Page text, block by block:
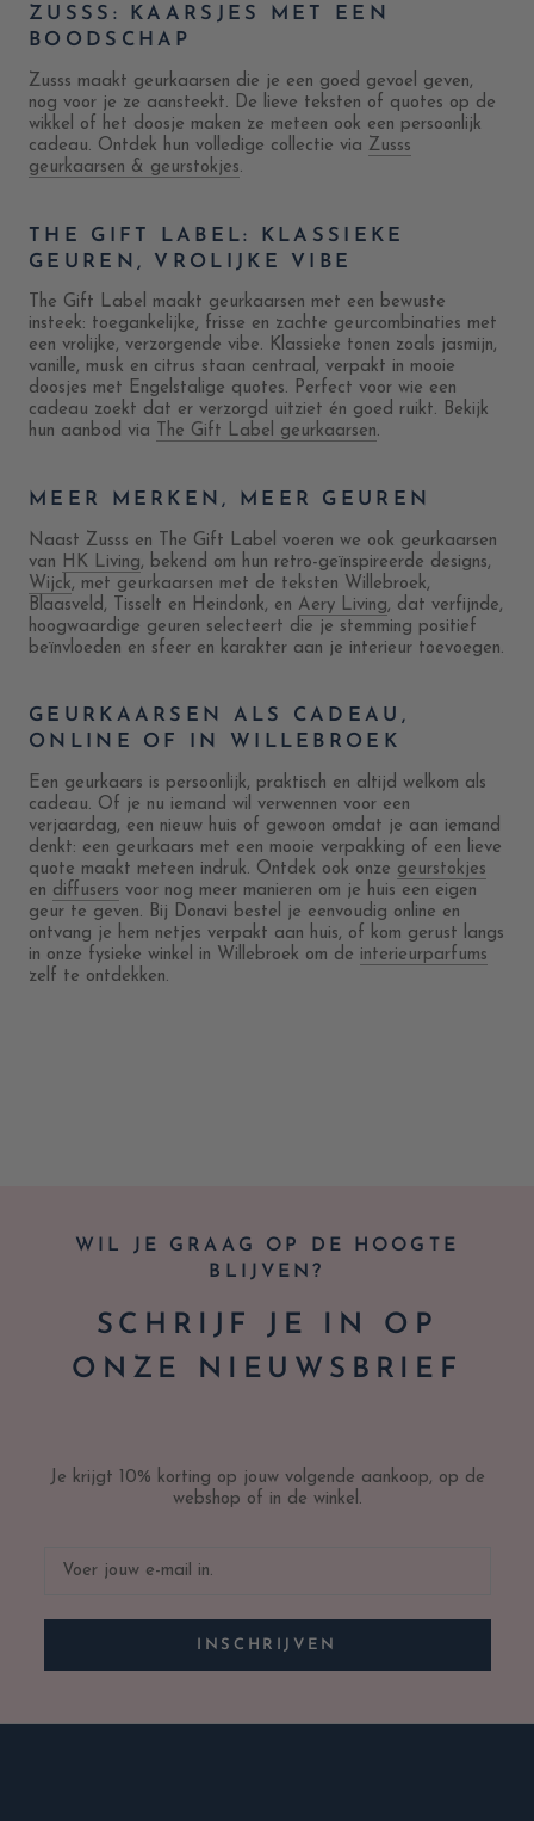
ZUSSS: KAARSJES MET EEN
BOODSCHAP
Zusss maakt geurkaarsen die je een goed gevoel geven,
nog voor je ze aansteekt. De lieve teksten of quotes op de
wikkel of het doosje maken ze meteen ook een persoonlijk
cadeau. Ontdek hun volledige collectie via Zusss
geurkaarsen & geurstokjes.
THE GIFT LABEL: KLASSIEKE
GEUREN, VROLIJKE VIBE
The Gift Label maakt geurkaarsen met een bewuste
insteek: toegankelijke, frisse en zachte geurcombinaties met
een vrolijke, verzorgende vibe. Klassieke tonen zoals jasmijn,
vanille, musk en citrus staan centraal, verpakt in mooie
doosjes met Engelstalige quotes. Perfect voor wie een
cadeau zoekt dat er verzorgd uitziet én goed ruikt. Bekijk
hun aanbod via
The Gift Label geurkaarsen.
MEER MERKEN, MEER GEUREN
Naast Zusss en The Gift Label voeren we ook geurkaarsen
van HK Living, bekend om hun retro-geïnspireerde designs,
Wijck, met geurkaarsen met de teksten Willebroek,
Blaasveld, Tisselt en Heindonk, en Aery Living, dat verfijnde,
hoogwaardige geuren selecteert die je stemming positief
beïnvloeden en sfeer en karakter aan je interieur toevoegen.
GEURKAARSEN ALS CADEAU,
ONLINE OF IN WILLEBROEK
Een geurkaars is persoonlijk, praktisch en altijd welkom als
cadeau. Of je nu iemand wil verwennen voor een
verjaardag, een nieuw huis of gewoon omdat je aan iemand
denkt: een geurkaars met een mooie verpakking of een lieve
quote maakt meteen indruk. Ontdek ook onze geurstokjes
en diffusers voor nog meer manieren om je huis een eigen
geur te geven. Bij Donavi bestel je eenvoudig online en
ontvang je hem netjes verpakt aan huis, of kom gerust langs
in onze fysieke winkel in Willebroek om de interieurparfums
zelf te ontdekken.
WIL JE GRAAG OP DE HOOGTE
BLIJVEN?
SCHRIJF JE IN OP
ONZE NIEUWSBRIEF
Je krijgt 10% korting op jouw volgende aankoop, op de
webshop of in de winkel.
INSCHRIJVEN